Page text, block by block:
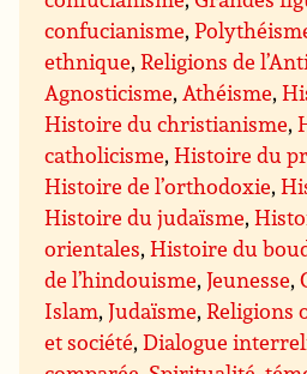
confucianisme,
ethnique,Religions de
Agnosticisme, Athéisme,
Histoire du christianisme,
catholicisme,Histoire du
Histoire de l’orthodoxie,
Histoire du judaïsme,
orientales,Histoire du
de l’hindouisme,Jeunesse,
Islam,Judaïsme,Religions
et société,Dialogue